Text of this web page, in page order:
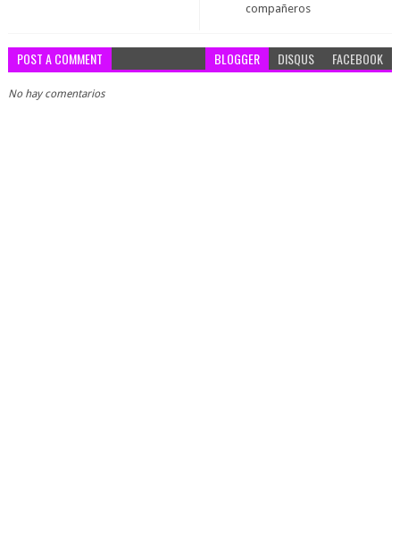
compañeros
POST A COMMENT BLOGGER DISQUS FACEBOOK
No hay comentarios